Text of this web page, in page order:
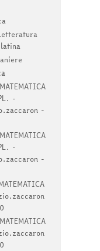
-
-
-
-